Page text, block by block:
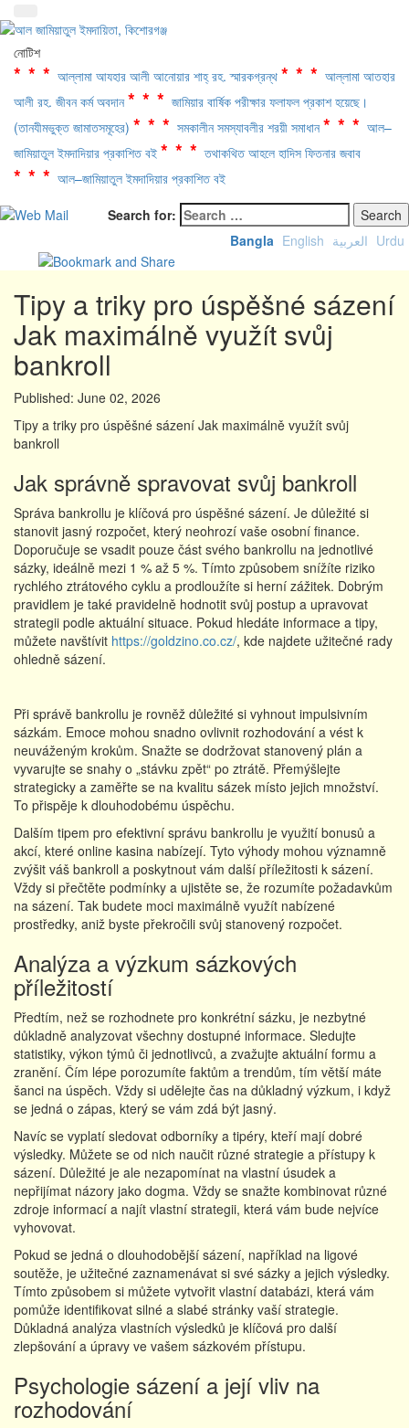
নোটিশ
*** আল্লামা আযহার আলী আনোয়ার শাহ্‌ রহ. স্মারকগ্রন্থ *** আল্লামা আতহার
আলী রহ. জীবন কর্ম অবদান *** জামিয়ার বার্ষিক পরীক্ষার ফলাফল প্রকাশ হয়েছে।
(তানযীমভুক্ত জামাতসমূহের) *** সমকালীন সমস্যাবলীর শরয়ী সমাধান *** আল–
জামিয়াতুল ইমদাদিয়ার প্রকাশিত বই ***তথাকথিত আহলে হাদিস ফিতনার জবাব
*** আল–জামিয়াতুল ইমদাদিয়ার প্রকাশিত বই
Search for:
Bangla English العربية Urdu
Tipy a triky pro úspěšné sázení
Jak maximálně využít svůj
bankroll
Published: June 02, 2026
Tipy a triky pro úspěšné sázení Jak maximálně využít svůj
bankroll
Jak správně spravovat svůj bankroll
Správa bankrollu je klíčová pro úspěšné sázení. Je důležité si
stanovit jasný rozpočet, který neohrozí vaše osobní finance.
Doporučuje se vsadit pouze část svého bankrollu na jednotlivé
sázky, ideálně mezi 1 % až 5 %. Tímto způsobem snížíte riziko
rychlého ztrátového cyklu a prodloužíte si herní zážitek. Dobrým
pravidlem je také pravidelně hodnotit svůj postup a upravovat
strategii podle aktuální situace. Pokud hledáte informace a tipy,
můžete navštívit https://goldzino.co.cz/, kde najdete užitečné rady
ohledně sázení.
Při správě bankrollu je rovněž důležité si vyhnout impulsivním
sázkám. Emoce mohou snadno ovlivnit rozhodování a vést k
neuváženým krokům. Snažte se dodržovat stanovený plán a
vyvarujte se snahy o „stávku zpět“ po ztrátě. Přemýšlejte
strategicky a zaměřte se na kvalitu sázek místo jejich množství.
To přispěje k dlouhodobému úspěchu.
Dalším tipem pro efektivní správu bankrollu je využití bonusů a
akcí, které online kasina nabízejí. Tyto výhody mohou významně
zvýšit váš bankroll a poskytnout vám další příležitosti k sázení.
Vždy si přečtěte podmínky a ujistěte se, že rozumíte požadavkům
na sázení. Tak budete moci maximálně využít nabízené
prostředky, aniž byste překročili svůj stanovený rozpočet.
Analýza a výzkum sázkových
příležitostí
Předtím, než se rozhodnete pro konkrétní sázku, je nezbytné
důkladně analyzovat všechny dostupné informace. Sledujte
statistiky, výkon týmů či jednotlivců, a zvažujte aktuální formu a
zranění. Čím lépe porozumíte faktům a trendům, tím větší máte
šanci na úspěch. Vždy si udělejte čas na důkladný výzkum, i když
se jedná o zápas, který se vám zdá být jasný.
Navíc se vyplatí sledovat odborníky a tipéry, kteří mají dobré
výsledky. Můžete se od nich naučit různé strategie a přístupy k
sázení. Důležité je ale nezapomínat na vlastní úsudek a
nepřijímat názory jako dogma. Vždy se snažte kombinovat různé
zdroje informací a najít vlastní strategii, která vám bude nejvíce
vyhovovat.
Pokud se jedná o dlouhodobější sázení, například na ligové
soutěže, je užitečné zaznamenávat si své sázky a jejich výsledky.
Tímto způsobem si můžete vytvořit vlastní databázi, která vám
pomůže identifikovat silné a slabé stránky vaší strategie.
Důkladná analýza vlastních výsledků je klíčová pro další
zlepšování a úpravy ve vašem sázkovém přístupu.
Psychologie sázení a její vliv na
rozhodování